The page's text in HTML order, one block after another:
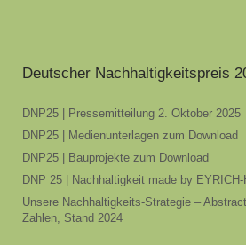
Deutscher Nachhaltigkeitspreis
DNP25 | Pressemitteilung 2. Oktober 2025
DNP25 | Medienunterlagen zum Download
DNP25 | Bauprojekte zum Download
DNP 25 | Nachhaltigkeit made by
Unsere Nachhaltigkeits-Strategie –
Zahlen, Stand 2024